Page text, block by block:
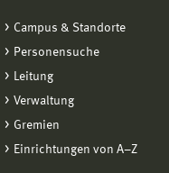
Campus & Standorte
Personensuche
Leitung
Verwaltung
Gremien
Einrichtungen von A−Z